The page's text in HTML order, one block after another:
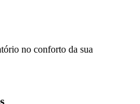
no conforto da sua